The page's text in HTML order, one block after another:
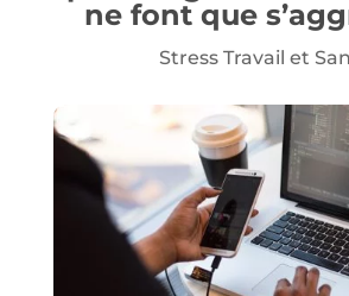
ne font que
Stress Travail et